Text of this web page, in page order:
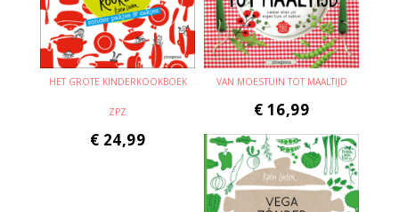
HET GROTE KINDERKOOKBOEK
ZPZ
€ 24,99
VAN MOESTUIN TOT MAALTIJD
€ 16,99